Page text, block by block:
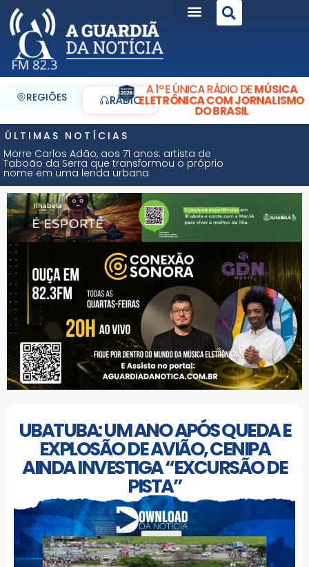
REGIÕES RÁDIO
A 1ª E ÚNICA RÁDIO DEMÚSICA
ELETRÔNICA COM JORNALISMO
DO BRASIL
ÚLTIMAS NOTÍCIAS
Morre Carlos Adão, aos 71 anos: artista de
Taboão da Serra que transformou o próprio
nome em uma lenda urbana
UBATUBA: UM ANO APÓS QUEDA E
EXPLOSÃO DE AVIÃO, CENIPA
AINDA INVESTIGA “EXCURSÃO DE
PISTA”